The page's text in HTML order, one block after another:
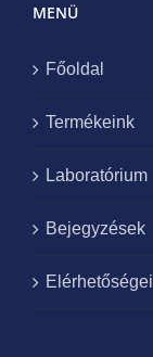
MENÜ
Főoldal
Termékeink
Laboratórium
Bejegyzések